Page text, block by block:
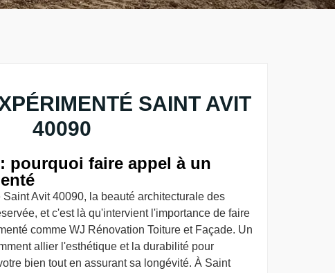
SAINT AVIT
40090
pourquoi faire appel à un
Avit 40090, la beauté architecturale des
et c'est là qu'intervient l'importance de faire
comme WJ Rénovation Toiture et Façade. Un
allier l'esthétique et la durabilité pour
bien tout en assurant sa longévité. À Saint